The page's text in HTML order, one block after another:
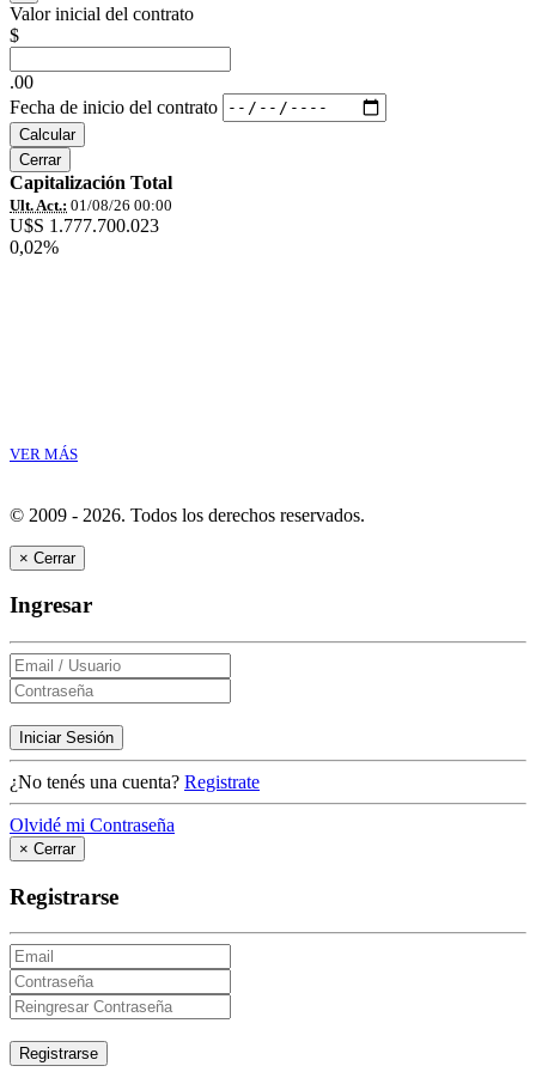
Valor inicial del contrato
$
.00
Fecha de inicio del contrato
Calcular
Cerrar
Capitalización Total
Ult. Act.: 01/08/26 00:00
U$S 1.777.700.023
0,02%
VER MÁS
© 2009 - 2026. Todos los derechos reservados.
× Cerrar
Ingresar
Iniciar Sesión
¿No tenés una cuenta? Registrate
Olvidé mi Contraseña
× Cerrar
Registrarse
Registrarse